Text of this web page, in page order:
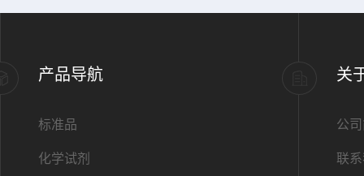
产品导航
标准品
化学试剂
关
公
联